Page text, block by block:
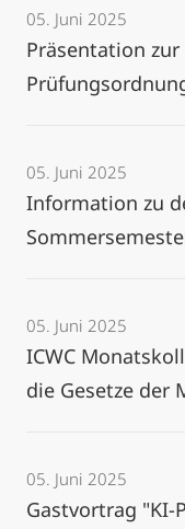
05. Juni 2025
Präsentation
05. Juni 2025
Information zu
05. Juni 2025
ICWC
die Gesetze der
05. Juni 2025
Gastvortrag "KI-